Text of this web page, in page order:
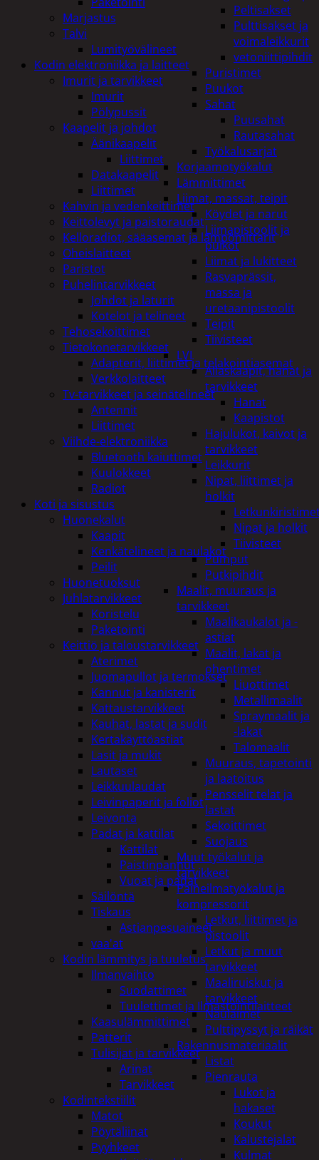
Peltisakset
Pulttisakset ja
voimaleikkurit
vetoniittipihdit
Puristimet
Puukot
Sahat
Puusahat
Rautasahat
Työkalusarjat
Korjaamotyökalut
Lämmittimet
Liimat, massat, teipit
Köydet ja narut
Liimapistoolit ja
puikot
Liimat ja lukitteet
Rasvaprässit,
massa ja
uretaanipistoolit
Teipit
Tiivisteet
LVI
Allaskaapit, hanat ja
tarvikkeet
Hanat
Kaapistot
Hajulukot, kaivot ja
tarvikkeet
Leikkurit
Nipat, liittimet ja
holkit
Nipat ja holkit
Tiivisteet
Pumput
Putkipihdit
Maalit, muuraus ja
tarvikkeet
Maalikaukalot ja -
astiat
Maalit, lakat ja
ohentimet
Liuottimet
Metallimaalit
Spraymaalit ja
-lakat
Talomaalit
Muuraus, tapetointi
ja laatoitus
Pensselit telat ja
lastat
Sekoittimet
Suojaus
Muut työkalut ja
tarvikkeet
Paineilmatyökalut ja
kompressorit
Letkut, liittimet ja
pistoolit
Letkut ja muut
tarvikkeet
Maaliruiskut ja
tarvikkeet
Naulaimet
Pulttipyssyt ja räikät
Rakennusmateriaalit
Listat
Pienrauta
Lukot ja
hakaset
Koukut
Kalustejalat
Kulmat
Marjastus
Talvi
Lumityövälineet
Kodin elektroniikka ja laitteet
Imurit ja tarvikkeet
Imurit
Pölypussit
Kaapelit ja johdot
Äänikaapelit
Liittimet
Datakaapelit
Liittimet
Kahvin ja vedenkeittimet
Keittolevyt ja paistoraudat
Kelloradiot, sääasemat ja lämpömittarit
Oheislaitteet
Paristot
Puhelintarvikkeet
Johdot ja laturit
Kotelot ja telineet
Tehosekoittimet
Tietokonetarvikkeet
Adapterit, liittimet ja telakointiasemat
Verkkolaitteet
Tv-tarvikkeet ja seinätelineet
Antennit
Liittimet
Viihde-elektroniikka
Bluetooth kaiuttimet
Kuulokkeet
Radiot
Koti ja sisustus
Huonekalut
Kaapit
Kenkätelineet ja naulakot
Peilit
Huonetuoksut
Juhlatarvikkeet
Koristelu
Paketointi
Keittiö ja taloustarvikkeet
Aterimet
Juomapullot ja termokset
Kannut ja kanisterit
Kattaustarvikkeet
Kauhat, lastat ja sudit
Kertakäyttöastiat
Lasit ja mukit
Lautaset
Leikkuulaudat
Leivinpaperit ja foliot
Leivonta
Padat ja kattilat
Kattilat
Paistinpannut
Vuoat ja padat
Säilöntä
Tiskaus
Astianpesuaineet
vaa'at
Kodin lämmitys ja tuuletus
Ilmanvaihto
Suodattimet
Tuulettimet ja Ilmastointilaitteet
Kaasulämmittimet
Patterit
Tulisijat ja tarvikkeet
Arinat
Tarvikkeet
Kodintekstiilit
Matot
Pöytäliinat
Pyyhkeet